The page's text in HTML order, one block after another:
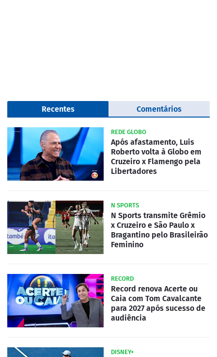
Recentes Comentários
REDE GLOBO
Após afastamento, Luis
Roberto volta à Globo em
Cruzeiro x Flamengo pela
Libertadores
N SPORTS
N Sports transmite Grêmio
x Cruzeiro e São Paulo x
Bragantino pelo Brasileirão
Feminino
RECORD
Record renova Acerte ou
Caia com Tom Cavalcante
para 2027 após sucesso de
audiência
DISNEY+